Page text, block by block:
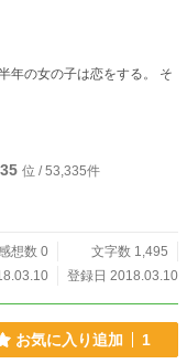
年の女の子は恋をする。 そ
位 / 53,335件
想数 0
文字数 1,495
登録日 2018.03.10
お気に入り追加 1